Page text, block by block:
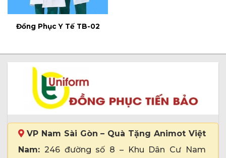
Đồng Phục Y Tế TB-02
VP Nam Sài Gòn – Quà Tặng Animot Việt
Nam: 246 đường số 8 – Khu Dân Cư Nam